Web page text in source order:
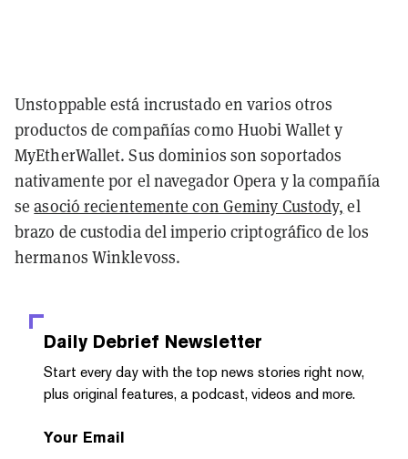
Unstoppable está incrustado en varios otros
productos de compañías como Huobi Wallet y
MyEtherWallet. Sus dominios son soportados
nativamente por el navegador Opera y la compañía
seasoció recientemente con Geminy Custody, el
brazo de custodia del imperio criptográfico de los
hermanos Winklevoss.
Daily Debrief Newsletter
Start every day with the top news stories right now,
plus original features, a podcast, videos and more.
Your Email